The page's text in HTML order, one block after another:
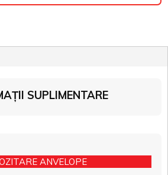
SUPLIMENTARE
ANVELOPE